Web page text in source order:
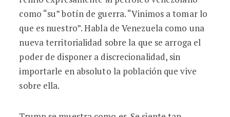
como “su” botín de guerra. “Vinimos a tomar lo
que es nuestro”. Habla de Venezuela como una
nueva territorialidad sobre la que se arroga el
poder de disponer a discrecionalidad, sin
importarle en absoluto la población que vive
sobre ella.